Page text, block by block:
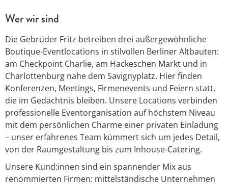
Wer wir sind
Die Gebrüder Fritz betreiben drei außergewöhnliche
Boutique-Eventlocations in stilvollen Berliner Altbauten:
am Checkpoint Charlie, am Hackeschen Markt und in
Charlottenburg nahe dem Savignyplatz. Hier finden
Konferenzen, Meetings, Firmenevents und Feiern statt,
die im Gedächtnis bleiben. Unsere Locations verbinden
professionelle Eventorganisation auf höchstem Niveau
mit dem persönlichen Charme einer privaten Einladung
– unser erfahrenes Team kümmert sich um jedes Detail,
von der Raumgestaltung bis zum Inhouse-Catering.
Unsere Kund:innen sind ein spannender Mix aus
renommierten Firmen: mittelständische Unternehmen